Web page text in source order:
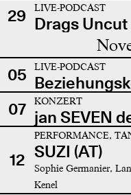
29
LIVE-PODCAST
Drags Uncut
05 LIVE-PODCAST
07
KONZERT
jan SEVEN
12
PERFORMANCE,
SUZI (AT)
Sophie Germanier,
Kenel